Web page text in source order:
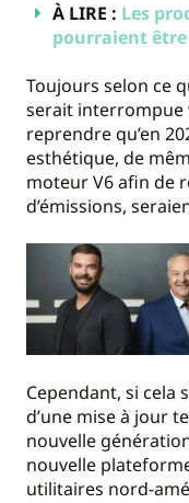
À LIRE : Les
pourraient
Toujours selon ce
serait interrompue
reprendre qu’en
esthétique, de
moteur V6 afin de
d’émissions,
Cependant, si cela
d’une mise à jour
nouvelle
nouvelle
utilitaires nord-